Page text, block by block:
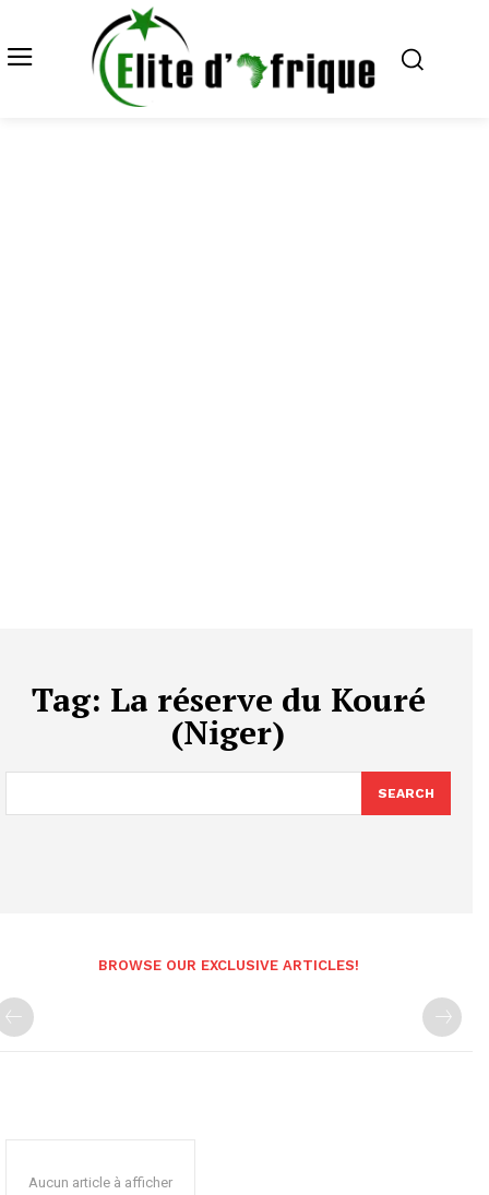
Tag: La réserve du Kouré
(Niger)
SEARCH
BROWSE OUR EXCLUSIVE ARTICLES!
Aucun article à afficher